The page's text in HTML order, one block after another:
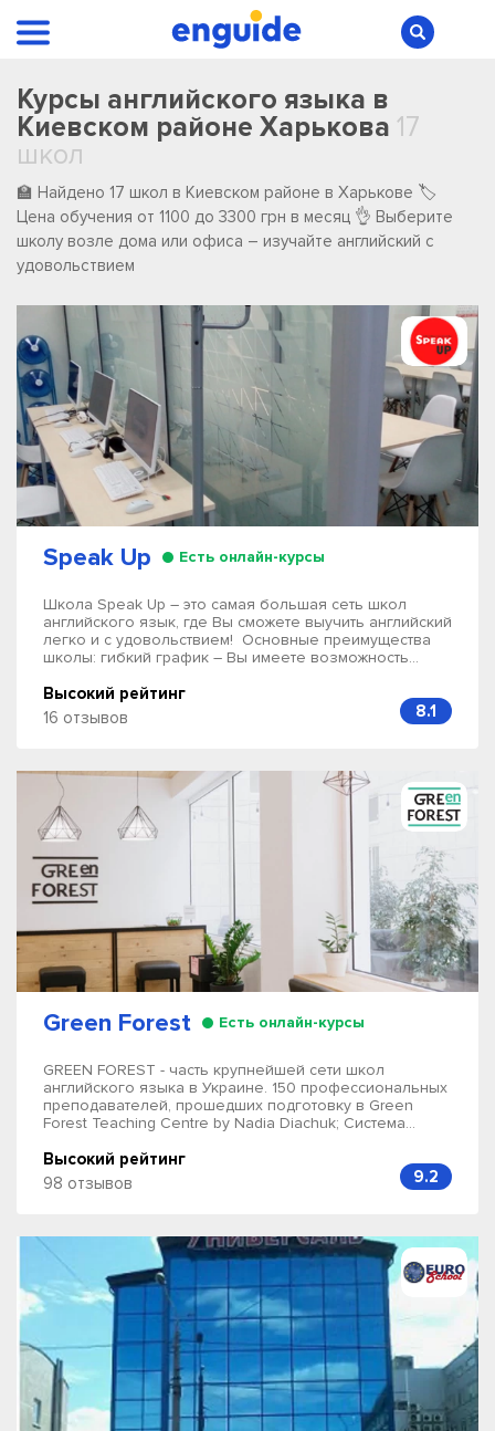
Курсы английского языка в
Киевском районе Харькова 17
школ
🏫 Найдено 17 школ в Киевском районе в Харькове 🏷️
Цена обучения от 1100 до 3300 грн в месяц 👌 Выберите
школу возле дома или офиса – изучайте английский с
удовольствием
Speak Up Есть онлайн-курсы
Школа Speak Up – это самая большая сеть школ
английского язык, где Вы сможете выучить английский
легко и с удовольствием! Основные преимущества
школы: гибкий график – Вы имеете возможность...
Высокий рейтинг
16 отзывов
8.1
Green Forest Есть онлайн-курсы
GREEN FOREST - часть крупнейшей сети школ
английского языка в Украине. 150 профессиональных
преподавателей, прошедших подготовку в Green
Forest Teaching Centre by Nadia Diachuk; Система...
Высокий рейтинг
98 отзывов
9.2